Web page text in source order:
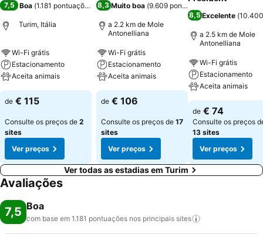
7,5 Boa (1.181 pontuações
Turim, Itália
Wi-Fi grátis
Estacionamento
Aceita animais
de € 115
Consulte os preços de 2
sites
Ver preços
8,3Muito boa (9.609 pontuações
a 2.2 km de Mole
Antonelliana
Wi-Fi grátis
Estacionamento
Aceita animais
de € 106
Consulte os preços de 17
sites
Ver preços
8,5Excelente (
a 2.5 km de Mole
Antonelliana
Wi-Fi grátis
Estacionamento
Aceita animais
de € 74
Consulte os preços
13 sites
Ver preços
Ver todas as estadias em Turim
Avaliações
7,5 Boa
com base em 1.181 pontuações nos principais sites